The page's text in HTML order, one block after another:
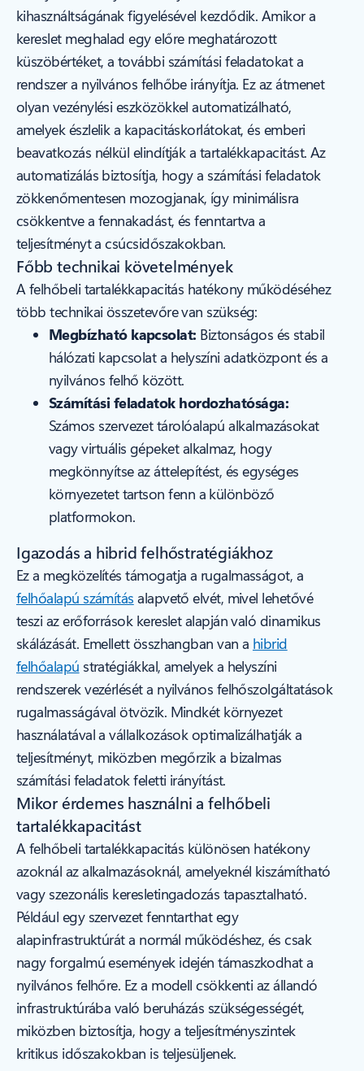
kihasználtságának figyelésével kezdődik. Amikor a
kereslet meghalad egy előre meghatározott
küszöbértéket, a további számítási feladatokat a
rendszer a nyilvános felhőbe irányítja. Ez az átmenet
olyan vezénylési eszközökkel automatizálható,
amelyek észlelik a kapacitáskorlátokat, és emberi
beavatkozás nélkül elindítják a tartalékkapacitást. Az
automatizálás biztosítja, hogy a számítási feladatok
zökkenőmentesen mozogjanak, így minimálisra
csökkentve a fennakadást, és fenntartva a
teljesítményt a csúcsidőszakokban.
Főbb technikai követelmények
A felhőbeli tartalékkapacitás hatékony működéséhez
több technikai összetevőre van szükség:
Megbízható kapcsolat: Biztonságos és stabil
hálózati kapcsolat a helyszíni adatközpont és a
nyilvános felhő között.
Számítási feladatok hordozhatósága:
Számos szervezet tárolóalapú alkalmazásokat
vagy virtuális gépeket alkalmaz, hogy
megkönnyítse az áttelepítést, és egységes
környezetet tartson fenn a különböző
platformokon.
Igazodás a hibrid felhőstratégiákhoz
Ez a megközelítés támogatja a rugalmasságot, a
felhőalapú számítás alapvető elvét, mivel lehetővé
teszi az erőforrások kereslet alapján való dinamikus
skálázását. Emellett összhangban van a hibrid
felhőalapú stratégiákkal, amelyek a helyszíni
rendszerek vezérlését a nyilvános felhőszolgáltatások
rugalmasságával ötvözik. Mindkét környezet
használatával a vállalkozások optimalizálhatják a
teljesítményt, miközben megőrzik a bizalmas
számítási feladatok feletti irányítást.
Mikor érdemes használni a felhőbeli
tartalékkapacitást
A felhőbeli tartalékkapacitás különösen hatékony
azoknál az alkalmazásoknál, amelyeknél kiszámítható
vagy szezonális keresletingadozás tapasztalható.
Például egy szervezet fenntarthat egy
alapinfrastruktúrát a normál működéshez, és csak
nagy forgalmú események idején támaszkodhat a
nyilvános felhőre. Ez a modell csökkenti az állandó
infrastruktúrába való beruházás szükségességét,
miközben biztosítja, hogy a teljesítményszintek
kritikus időszakokban is teljesüljenek.